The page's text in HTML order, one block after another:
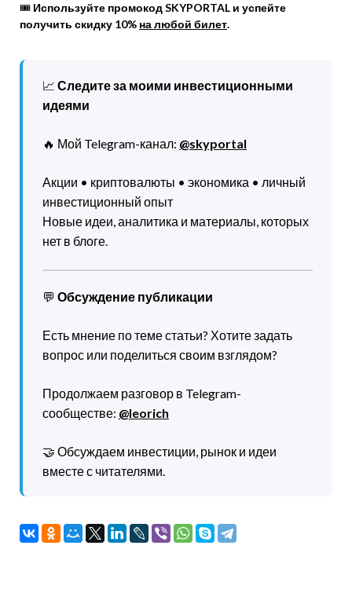
🎟 Используйте промокод SKYPORTAL и успейте
получить скидку 10% на любой билет.
📈 Следите за моими инвестиционными
идеями
🔥 Мой Telegram-канал: @skyportal
Акции • криптовалюты • экономика • личный
инвестиционный опыт
Новые идеи, аналитика и материалы, которых
нет в блоге.
💬 Обсуждение публикации
Есть мнение по теме статьи? Хотите задать
вопрос или поделиться своим взглядом?
Продолжаем разговор в Telegram-
сообществе: @leorich
🤝 Обсуждаем инвестиции, рынок и идеи
вместе с читателями.